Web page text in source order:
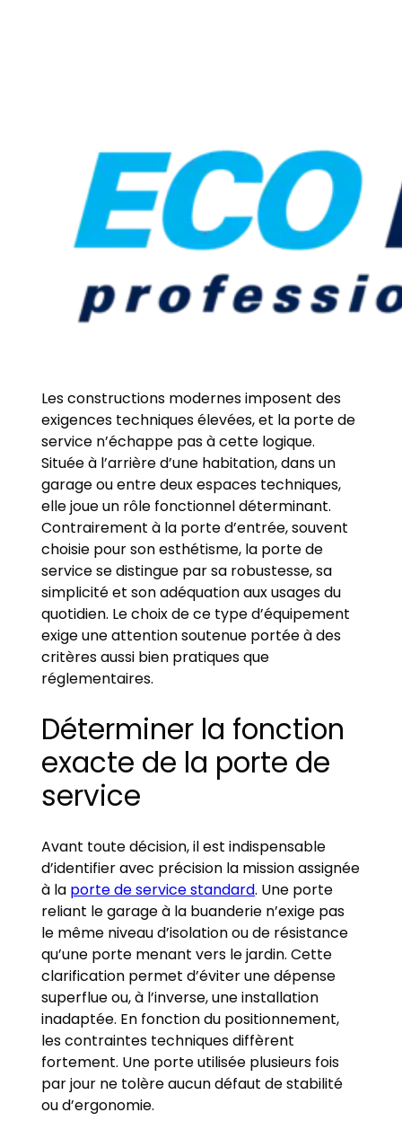
Les constructions modernes imposent des
exigences techniques élevées, et la porte de
service n’échappe pas à cette logique.
Située à l’arrière d’une habitation, dans un
garage ou entre deux espaces techniques,
elle joue un rôle fonctionnel déterminant.
Contrairement à la porte d’entrée, souvent
choisie pour son esthétisme, la porte de
service se distingue par sa robustesse, sa
simplicité et son adéquation aux usages du
quotidien. Le choix de ce type d’équipement
exige une attention soutenue portée à des
critères aussi bien pratiques que
réglementaires.
Déterminer la fonction
exacte de la porte de
service
Avant toute décision, il est indispensable
d’identifier avec précision la mission assignée
à la porte de service standard. Une porte
reliant le garage à la buanderie n’exige pas
le même niveau d’isolation ou de résistance
qu’une porte menant vers le jardin. Cette
clarification permet d’éviter une dépense
superflue ou, à l’inverse, une installation
inadaptée. En fonction du positionnement,
les contraintes techniques diffèrent
fortement. Une porte utilisée plusieurs fois
par jour ne tolère aucun défaut de stabilité
ou d’ergonomie.